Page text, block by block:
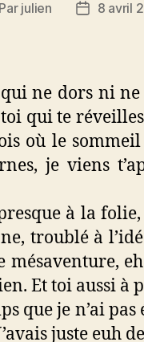
Par julien
Date8 avril
ne dors ni
qui te
où le
je viens
à la
troublé à
Et toi aussi à
que je n’ai pas
juste euh